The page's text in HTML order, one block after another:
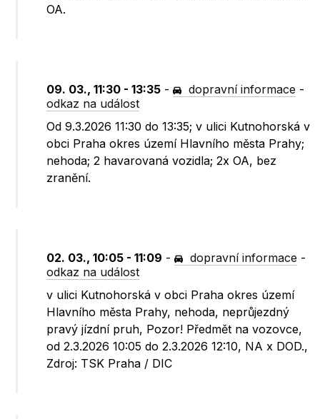
OA.
09. 03., 11:30 - 13:35 - dopravní informace -
odkaz na událost
Od 9.3.2026 11:30 do 13:35; v ulici Kutnohorská v
obci Praha okres území Hlavního města Prahy;
nehoda; 2 havarovaná vozidla; 2x OA, bez
zranění.
02. 03., 10:05 - 11:09 - dopravní informace -
odkaz na událost
v ulici Kutnohorská v obci Praha okres území
Hlavního města Prahy, nehoda, neprůjezdný
pravý jízdní pruh, Pozor! Předmět na vozovce,
od 2.3.2026 10:05 do 2.3.2026 12:10, NA x DOD.,
Zdroj: TSK Praha / DIC